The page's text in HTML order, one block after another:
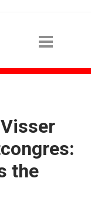
the